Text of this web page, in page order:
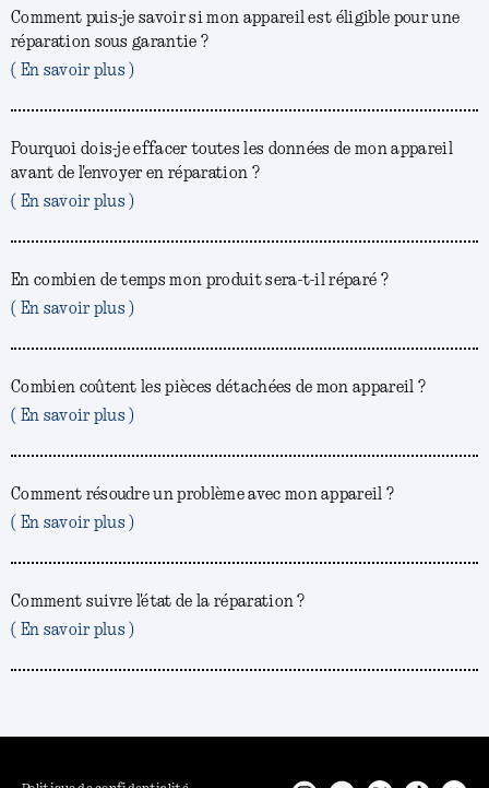
Comment puis-je savoir si mon appareil est éligible pour une
réparation sous garantie ?
( En savoir plus )
Pourquoi dois-je effacer toutes les données de mon appareil
avant de l'envoyer en réparation ?
( En savoir plus )
En combien de temps mon produit sera-t-il réparé ?
( En savoir plus )
Combien coûtent les pièces détachées de mon appareil ?
( En savoir plus )
Comment résoudre un problème avec mon appareil ?
( En savoir plus )
Comment suivre l'état de la réparation ?
( En savoir plus )